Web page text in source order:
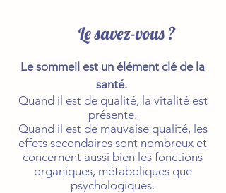
Le savez-vous ?
Le sommeil est un élément clé de la
santé.
Quand il est de qualité, la vitalité est
présente.
Quand il est de mauvaise qualité, les
effets secondaires sont nombreux et
concernent aussi bien les fonctions
organiques, métaboliques que
psychologiques.